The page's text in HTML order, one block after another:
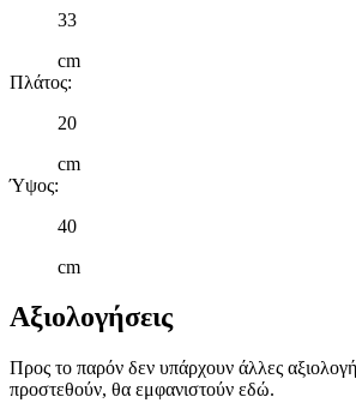
μας και την ανάπτυξη προϊόντων. Επίσης,
τοποθεσίας μας στους συνεργάτες μέσων
33
cm
Πλάτος:
20
cm
Ύψος:
40
cm
Αξιολογήσεις
Προς το παρόν δεν υπάρχουν άλλες
προστεθούν, θα εμφανιστούν εδώ.